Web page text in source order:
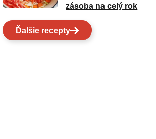
zásoba na celý rok
Ďalšie recepty